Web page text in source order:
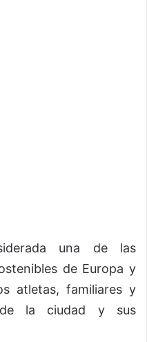
una de las
de Europa y
atletas, familiares y
de la ciudad y sus